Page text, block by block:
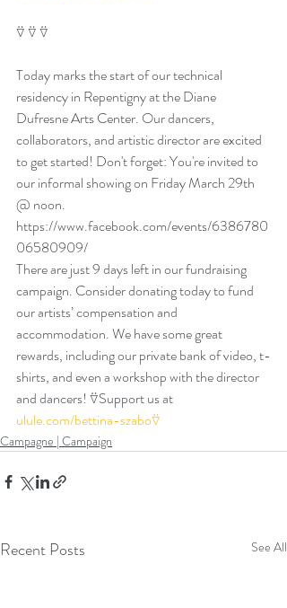
⍢ ⍢ ⍢
Today marks the start of our technical
residency in Repentigny at the Diane
Dufresne Arts Center. Our dancers,
collaborators, and artistic director are excited
to get started! Don't forget: You're invited to
our informal showing on Friday March 29th
@ noon.
https://www.facebook.com/events/6386780
06580909/
There are just 9 days left in our fundraising
campaign. Consider donating today to fund
our artists’ compensation and
accommodation. We have some great
rewards, including our private bank of video, t-
shirts, and even a workshop with the director
and dancers! ⍢Support us at
ulule.com/bettina-szabo⍢
Campagne | Campaign
Recent Posts See All